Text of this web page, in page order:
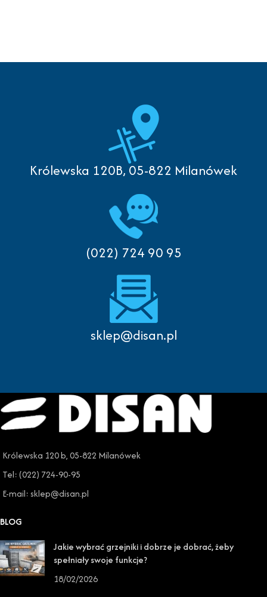
Królewska 120B, 05-822 Milanówek
(022) 724 90 95
sklep@disan.pl
Królewska 120 b, 05-822 Milanówek
Tel: (022) 724-90-95
E-mail: sklep@disan.pl
BLOG
Jakie wybrać grzejniki i dobrze je dobrać, żeby
spełniały swoje funkcje?
18/02/2026